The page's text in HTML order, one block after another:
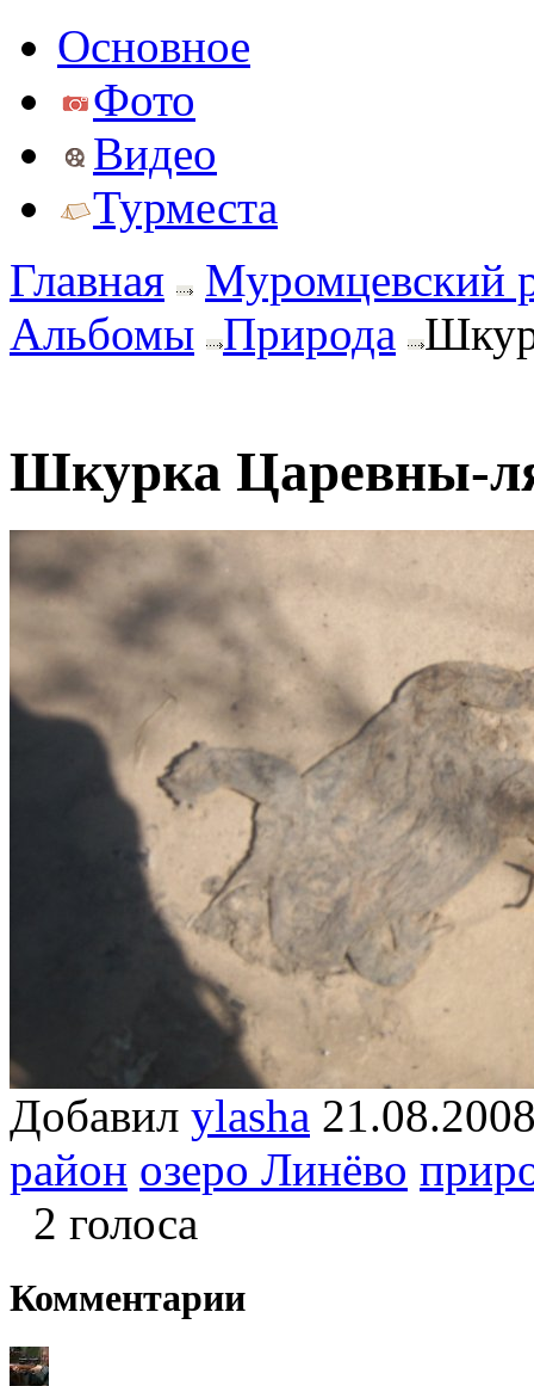
Основное
Фото
Видео
Турместа
Главная
Муромцевский
Альбомы Природа
Шкурка Царевны-
Добавил ylasha
район озеро Линёво
2 голоса
Комментарии